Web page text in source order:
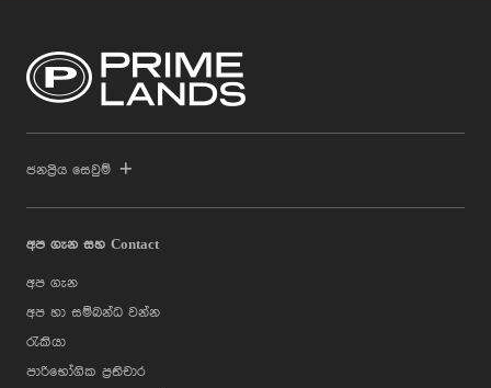
ජනප්‍රිය සෙවුම්
අප ගැන සහ Contact
අප ගැන
අප හා සම්බන්ධ වන්න
රැකියා
පාරිභෝගික ප්‍රතිචාර